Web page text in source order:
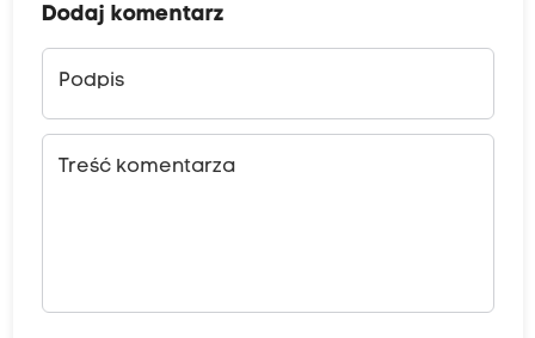
Dodaj komentarz
Podpis
Treść komentarza